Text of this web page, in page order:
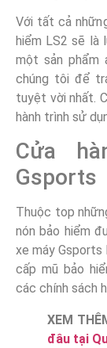
Với tất cả
hiểm LS2 sẽ là
một sản phẩm
chúng tôi để
tuyệt vời nhất.
hành trình sử
Cửa
Gsports
Thuộc top
nón bảo hiểm
xe máy Gsports
cấp mũ bảo
các chính sách
XEM
đâu tại